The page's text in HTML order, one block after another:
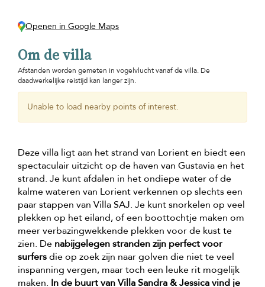
Openen in Google Maps
Om de villa
Afstanden worden gemeten in vogelvlucht vanaf de villa. De
daadwerkelijke reistijd kan langer zijn.
Unable to load nearby points of interest.
Deze villa ligt aan het strand van Lorient en biedt een
spectaculair uitzicht op de haven van Gustavia en het
strand. Je kunt afdalen in het ondiepe water of de
kalme wateren van Lorient verkennen op slechts een
paar stappen van Villa SAJ. Je kunt snorkelen op veel
plekken op het eiland, of een boottochtje maken om
meer verbazingwekkende plekken voor de kust te
zien. De nabijgelegen stranden zijn perfect voor
surfersdie op zoek zijn naar golven die niet te veel
inspanning vergen, maar toch een leuke rit mogelijk
maken. In de buurt van Villa Sandra & Jessica vind je